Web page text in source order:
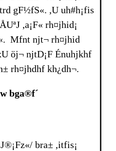
gF½fS«. ,U uh#h¡fis
,a¡F« rh¤jhid¡
Mfnt njt¬ rh¤jhid
öj¬ njtD¡F Énuhjkhf
rh¤jhdhf kh¿dh¬.
bga®f´
bra± ,itfis¡